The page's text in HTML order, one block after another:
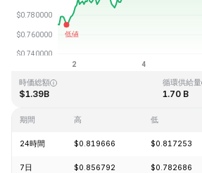
最終更新日時：2026-08-08、13:04 GMT+0
過去最高値
時価総額
$1.39B
循環供給量
1.70 B
期間 高 低
24時間 $0.819666 $0.817253
7日 $0.856792 $0.782686